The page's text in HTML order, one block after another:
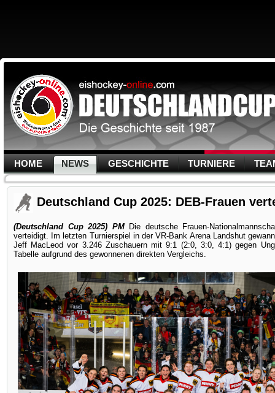
HOME NEWS GESCHICHTE TURNIERE
Deutschland Cup 2025: DEB-Frauen
(Deutschland Cup 2025) PM Die deutsche Frauen-
verteidigt. Im letzten Turnierspiel in der VR-Bank Arena Landshut
Jeff MacLeod vor 3.246 Zuschauern mit 9:1 (2:0, 3:0, 4:1) gegen
Tabelle aufgrund des gewonnenen direkten Vergleichs.